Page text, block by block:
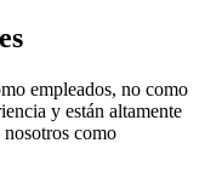
empleados, no como
y están altamente
como